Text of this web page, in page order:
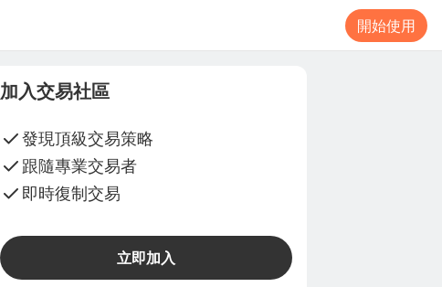
開始使用
加入交易社區
發現頂級交易策略
跟隨專業交易者
即時復制交易
立即加入